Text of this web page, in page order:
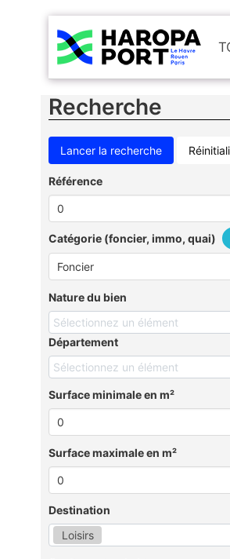
Recherche
Référence
Catégorie (foncier, immo, quai)
Nature du bien
Sélectionnez un élément
Département
Sélectionnez un élément
Surface minimale en m²
Surface maximale en m²
Destination
Loisirs